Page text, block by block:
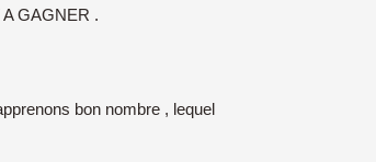
GAGNER .
bon nombre , lequel